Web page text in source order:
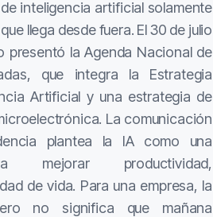
inteligencia artificial solamente
llega desde fuera. El 30 de julio
presentó la Agenda Nacional de
que integra la Estrategia
Artificial y una estrategia de
La comunicación
plantea la IA como una
mejorar productividad,
de vida. Para una empresa, la
no significa que mañana